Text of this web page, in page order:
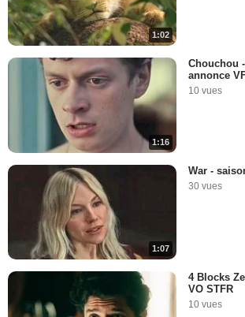
1:02
1:16
Chouchou
annonce
10 vues
1:07
War -
30 vues
4 Blocks
VO STFR
10 vues